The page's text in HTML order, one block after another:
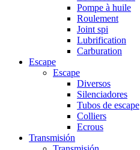
Pompe à huile
Roulement
Joint spi
Lubrification
Carburation
Escape
Escape
Diversos
Silenciadores
Tubos de escape
Colliers
Ecrous
Transmisión